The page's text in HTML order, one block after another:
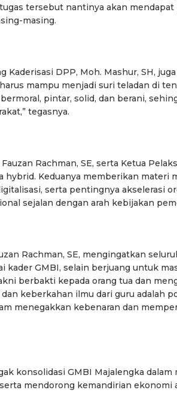
tersebut nantinya akan
masing.
Kaderisasi DPP, Moh. Mashur, SH,
mampu menjadi suri teladan di
pintar, solid, dan berani,
tegasnya.
Rachman, SE, serta Ketua
hybrid. Keduanya memberikan materi
serta pentingnya akselerasi
sejalan dengan arah kebijakan
Rachman, SE, mengingatkan
kader GMBI, selain berjuang untuk
berbakti kepada orang tua dan
keberkahan ilmu dari guru adalah
menegakkan kebenaran dan
konsolidasi GMBI Majalengka dalam
mendorong kemandirian ekonomi